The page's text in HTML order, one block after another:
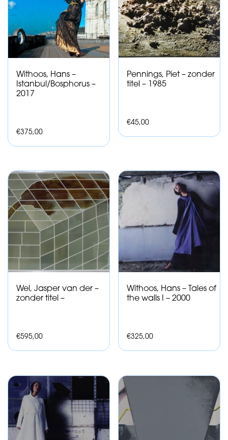
Withoos, Hans –
Istanbul/Bosphorus –
2017
€375,00
Pennings, Piet – zonder
titel – 1985
€45,00
Wel, Jasper van der –
zonder titel –
€595,00
Withoos, Hans – Tales of
the walls I – 2000
€325,00